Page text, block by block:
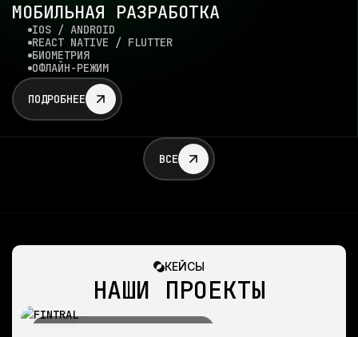
МОБИЛЬНАЯ РАЗРАБОТКА
IOS / ANDROID
REACT NATIVE / FLUTTER
БИОМЕТРИЯ
ОФЛАЙН-РЕЖИМ
ПОДРОБНЕЕ
ВСЕ
КЕЙСЫ
НАШИ ПРОЕКТЫ